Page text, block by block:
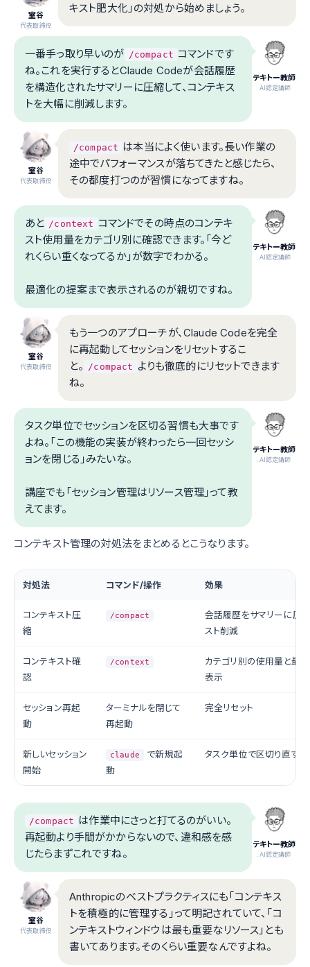
室谷
代表取締役
キスト肥大化」の対処から始めましょう。
テキトー教師
.AI認定講師
一番手っ取り早いのが /compact コマンドです
ね。これを実行するとClaude Codeが会話履歴
を構造化されたサマリーに圧縮して、コンテキス
トを大幅に削減します。
室谷
代表取締役
/compact は本当によく使います。長い作業の
途中でパフォーマンスが落ちてきたと感じたら、
その都度打つのが習慣になってますね。
テキトー教師
.AI認定講師
あと /context コマンドでその時点のコンテキ
スト使用量をカテゴリ別に確認できます。「今ど
れくらい重くなってるか」が数字でわかる。
最適化の提案まで表示されるのが親切ですね。
室谷
代表取締役
もう一つのアプローチが、Claude Codeを完全
に再起動してセッションをリセットするこ
と。
/compact よりも徹底的にリセットできます
ね。
テキトー教師
.AI認定講師
タスク単位でセッションを区切る習慣も大事です
よね。「この機能の実装が終わったら一回セッシ
ョンを閉じる」みたいな。
講座でも「セッション管理はリソース管理」って教
えてます。
コンテキスト管理の対処法をまとめるとこうなります。
対処法 コマンド/操作 効果
コンテキスト圧
縮
/compact
会話履歴をサマリーに圧縮
スト削減
コンテキスト確
認
/context
カテゴリ別の使用量と最
表示
セッション再起
動
ターミナルを閉じて
再起動
完全リセット
新しいセッション
開始
claude
で新規起
動
タスク単位で区切り直す
テキトー教師
.AI認定講師
/compact は作業中にさっと打てるのがいい。
再起動より手間がかからないので、違和感を感
じたらまずこれですね。
室谷
代表取締役
Anthropicのベストプラクティスにも「コンテキス
トを積極的に管理する」って明記されていて、「コ
ンテキストウィンドウは最も重要なリソース」とも
書いてあります。そのくらい重要なんですよね。